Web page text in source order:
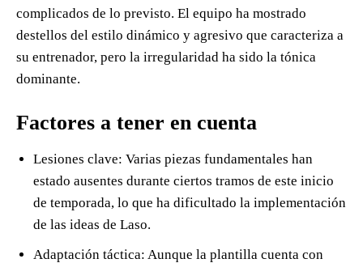
complicados de lo previsto. El equipo ha mostrado
destellos del estilo dinámico y agresivo que caracteriza a
su entrenador, pero la irregularidad ha sido la tónica
dominante.
Factores a tener en cuenta
Lesiones clave: Varias piezas fundamentales han
estado ausentes durante ciertos tramos de este inicio
de temporada, lo que ha dificultado la implementación
de las ideas de Laso.
Adaptación táctica: Aunque la plantilla cuenta con